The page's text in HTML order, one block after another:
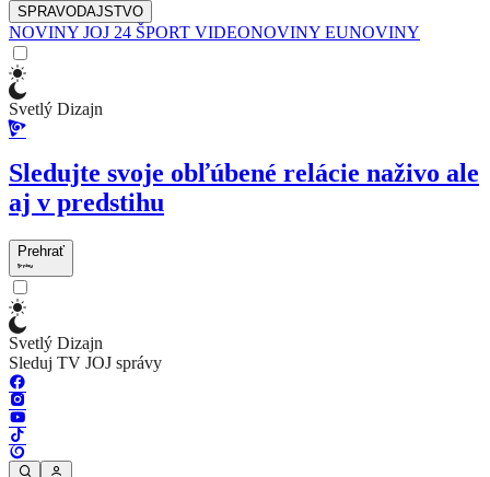
SPRAVODAJSTVO
NOVINY JOJ 24 ŠPORT VIDEONOVINY EUNOVINY
Svetlý Dizajn
Sledujte svoje obľúbené relácie naživo ale
aj v predstihu
Prehrať
Svetlý Dizajn
Sleduj TV JOJ správy